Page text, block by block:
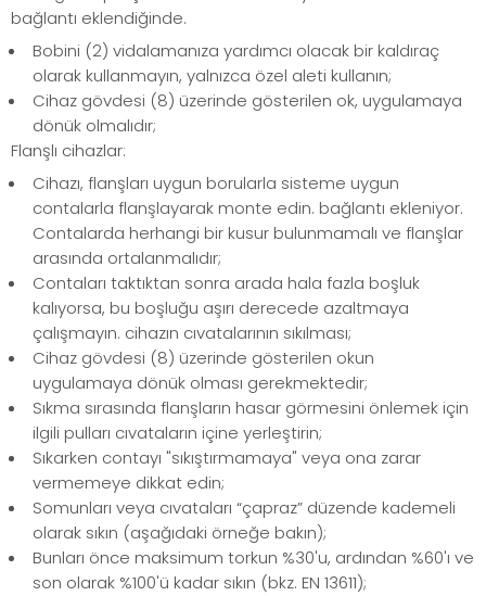
bağlantı eklendiğinde.
Bobini (2) vidalamanıza yardımcı olacak bir kaldıraç
olarak kullanmayın, yalnızca özel aleti kullanın;
Cihaz gövdesi (8) üzerinde gösterilen ok, uygulamaya
dönük olmalıdır;
Flanşlı cihazlar:
Cihazı, flanşları uygun borularla sisteme uygun
contalarla flanşlayarak monte edin. bağlantı ekleniyor.
Contalarda herhangi bir kusur bulunmamalı ve flanşlar
arasında ortalanmalıdır;
Contaları taktıktan sonra arada hala fazla boşluk
kalıyorsa, bu boşluğu aşırı derecede azaltmaya
çalışmayın. cihazın cıvatalarının sıkılması;
Cihaz gövdesi (8) üzerinde gösterilen okun
uygulamaya dönük olması gerekmektedir;
Sıkma sırasında flanşların hasar görmesini önlemek için
ilgili pulları cıvataların içine yerleştirin;
Sıkarken contayı "sıkıştırmamaya" veya ona zarar
vermemeye dikkat edin;
Somunları veya cıvataları “çapraz” düzende kademeli
olarak sıkın (aşağıdaki örneğe bakın);
Bunları önce maksimum torkun %30'u, ardından %60'ı ve
son olarak %100'ü kadar sıkın (bkz. EN 13611);